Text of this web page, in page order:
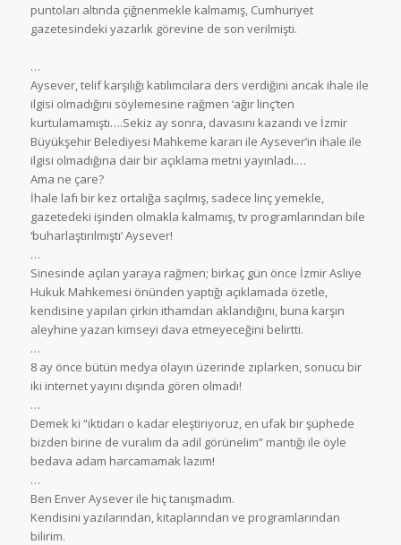
puntoları altında çiğnenmekle kalmamış, Cumhuriyet
gazetesindeki yazarlık görevine de son verilmişti.
…
Aysever, telif karşılığı katılımcılara ders verdiğini ancak ihale ile
ilgisi olmadığını söylemesine rağmen ‘ağır linç’ten
kurtulamamıştı….Sekiz ay sonra, davasını kazandı ve İzmir
Büyükşehir Belediyesi Mahkeme kararı ile Aysever’in ihale ile
ilgisi olmadığına dair bir açıklama metni yayınladı.…
Ama ne çare?
İhale lafı bir kez ortalığa saçılmış, sadece linç yemekle,
gazetedeki işinden olmakla kalmamış, tv programlarından bile
‘buharlaştırılmıştı’ Aysever!
…
Sinesinde açılan yaraya rağmen; birkaç gün önce İzmir Asliye
Hukuk Mahkemesi önünden yaptığı açıklamada özetle,
kendisine yapılan çirkin ithamdan aklandığını, buna karşın
aleyhine yazan kimseyi dava etmeyeceğini belirtti.
…
8 ay önce bütün medya olayın üzerinde zıplarken, sonucu bir
iki internet yayını dışında gören olmadı!
…
Demek ki “iktidarı o kadar eleştiriyoruz, en ufak bir şüphede
bizden birine de vuralım da adil görünelim” mantığı ile öyle
bedava adam harcamamak lazım!
…
Ben Enver Aysever ile hiç tanışmadım.
Kendisini yazılarından, kitaplarından ve programlarından
bilirim.